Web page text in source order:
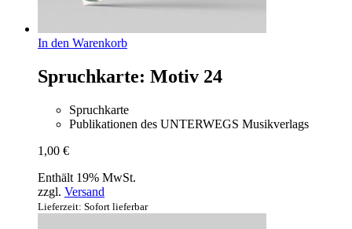
In den Warenkorb
Spruchkarte: Motiv 24
Spruchkarte
Publikationen des UNTERWEGS Musikverlags
1,00 €
Enthält 19% MwSt.
zzgl. Versand
Lieferzeit: Sofort lieferbar